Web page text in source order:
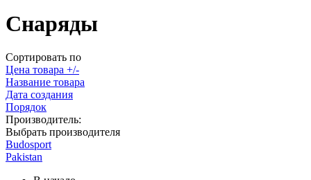
Снаряды
Сортировать по
Цена товара +/-
Название товара
Дата создания
Порядок
Производитель:
Выбрать производителя
Budosport
Pakistan